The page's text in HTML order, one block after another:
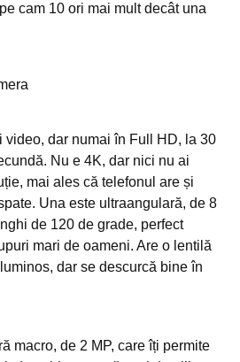
cam 10 ori mai mult decât una
video, dar numai în Full HD, la 30
Nu e 4K, dar nici nu ai
mai ales că telefonul are și
Una este ultraangulară, de 8
de 120 de grade, perfect
mari de oameni. Are o lentilă
dar se descurcă bine în
macro, de 2 MP, care îți permite